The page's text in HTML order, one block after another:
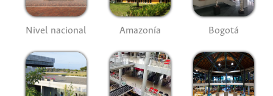
Nivel nacional Amazonía Bogotá